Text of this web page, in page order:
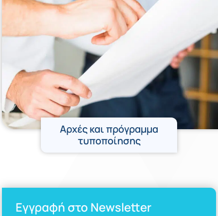
Αρχές και πρόγραμμα
τυποποίησης
Εγγραφή στο Newsletter